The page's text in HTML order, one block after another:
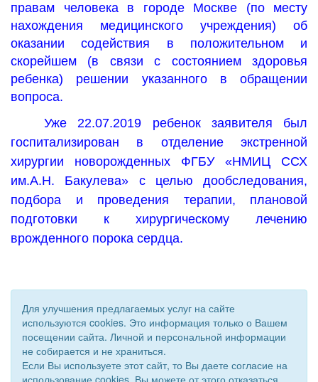
правам человека в городе Москве (по месту
нахождения медицинского учреждения) об
оказании содействия в положительном и
скорейшем (в связи с состоянием здоровья
ребенка) решении указанного в обращении
вопроса.
Уже 22.07.2019 ребенок заявителя был
госпитализирован в отделение экстренной
хирургии новорожденных ФГБУ «НМИЦ ССХ
им.А.Н. Бакулева» с целью дообследования,
подбора и проведения терапии, плановой
подготовки к хирургическому лечению
врожденного порока сердца.
Для улучшения предлагаемых услуг на сайте
используются cookies. Это информация только о Вашем
посещении сайта. Личной и персональной информации
не собирается и не храниться.
Если Вы используете этот сайт, то Вы даете согласие на
использование cookies. Вы можете от этого отказаться.